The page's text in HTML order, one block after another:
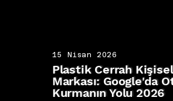
15 Nisan 2026
Plastik Cerrah Kişisel
Markası: Google'da
Kurmanın Yolu 2026